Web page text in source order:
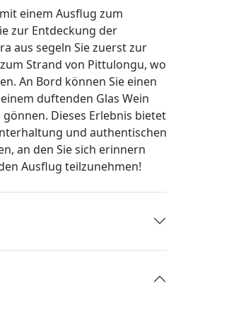
einem Ausflug zum
zur Entdeckung der
aus segeln Sie zuerst zur
Strand von Pittulongu, wo
An Bord können Sie einen
duftenden Glas Wein
Dieses Erlebnis bietet
und authentischen
an den Sie sich erinnern
Ausflug teilzunehmen!